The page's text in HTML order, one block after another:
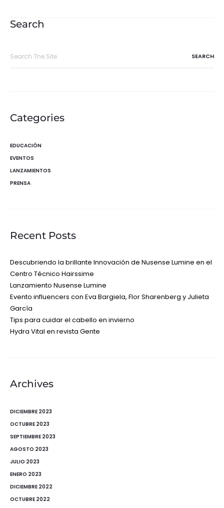
entradas
Search
Categories
EDUCACIÓN
EVENTOS
LANZAMIENTOS
PRENSA
Recent Posts
Descubriendo la brillante Innovación de Nusense Lumine en el
Centro Técnico Hairssime
Lanzamiento Nusense Lumine
Evento influencers con Eva Bargiela, Flor Sharenberg y Julieta
García
Tips para cuidar el cabello en invierno
Hydra Vital en revista Gente
Archives
DICIEMBRE 2023
OCTUBRE 2023
SEPTIEMBRE 2023
AGOSTO 2023
JULIO 2023
ENERO 2023
DICIEMBRE 2022
OCTUBRE 2022